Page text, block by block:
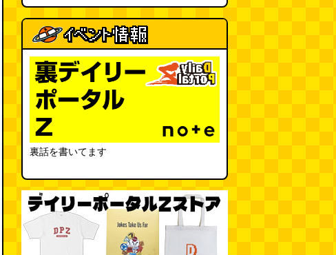
SDカードのケチャップ和え / う
っかりデイリー 2026年8月1日号
(デイリーポータルZ) (08.03 17:00)
現役、コスモスの自販機(読者投
(08.03 16:00)
(ほり)
(08.03
16:00)
「入力中…」の動きを対面の会話
で表現したい(んちゅたぐい)
(08.03 11:00)
ミンティアで汗がおさえられるの
(べつやく れい)
(08.03
裏話を書いてます